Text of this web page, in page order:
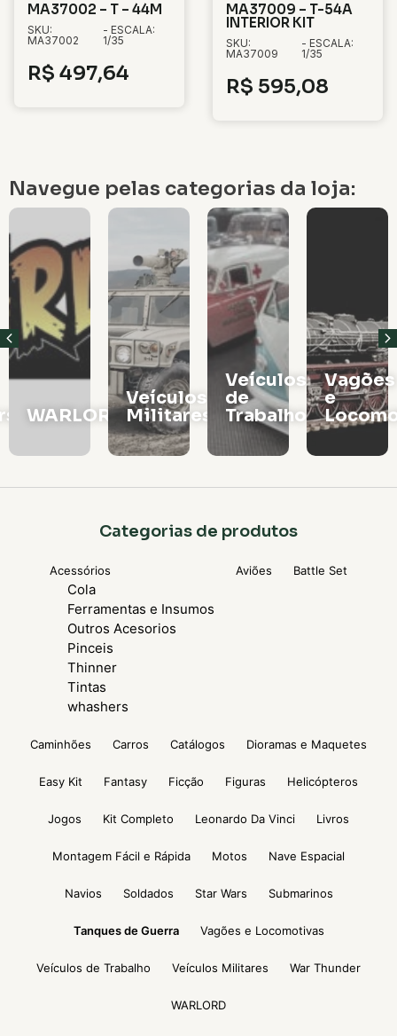
MA37002 – T – 44M
SKU:
MA37002
- ESCALA:
1/35
R$ 497,64
MA37009 – T-54A
INTERIOR KIT
SKU:
MA37009
- ESCALA:
1/35
R$ 595,08
Navegue pelas categorias da loja:
WARLORD
Veículos
Militares
Veículos
de
Trabalho
Vagões
e
Categorias de produtos
Acessórios
Cola
Ferramentas e Insumos
Outros Acesorios
Pinceis
Thinner
Tintas
whashers
Aviões Battle Set
Caminhões Carros Catálogos Dioramas e Maquetes
Easy Kit Fantasy Ficção Figuras Helicópteros
Jogos Kit Completo Leonardo Da Vinci Livros
Montagem Fácil e Rápida Motos Nave Espacial
Navios Soldados Star Wars Submarinos
Tanques de Guerra Vagões e Locomotivas
Veículos de Trabalho Veículos Militares War Thunder
WARLORD